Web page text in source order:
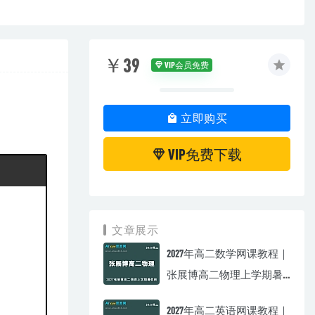
￥39 VIP会员免费
立即购买
VIP免费下载
文章展示
2027年高二数学网课教程｜
张展博高二物理上学期暑
2027年高二英语网课教程｜